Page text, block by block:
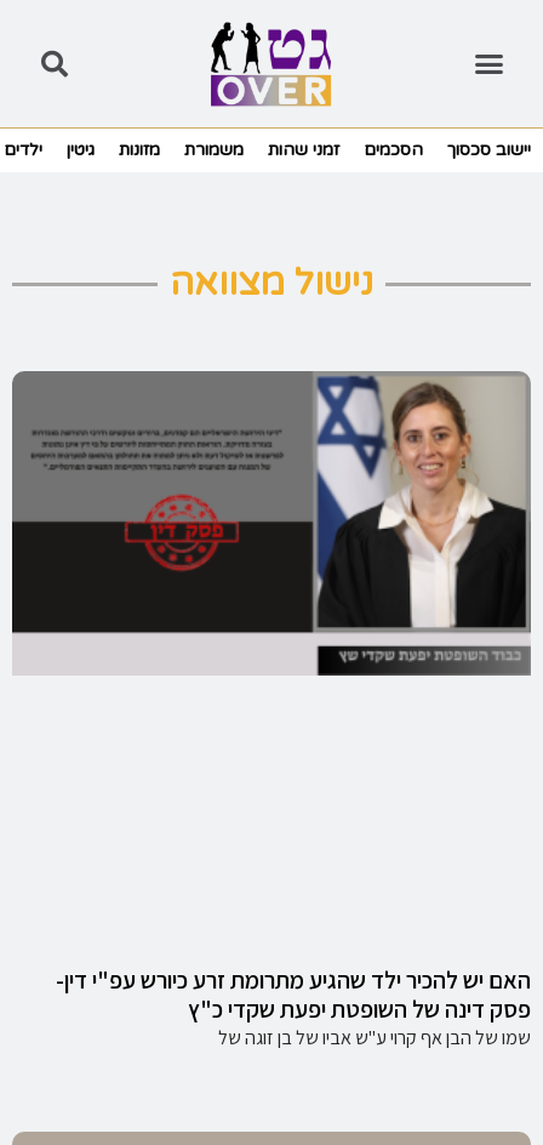
יישוב סכסוך הסכמים זמני שהות משמורת מזונות גיטין ילדים
נישול מצוואה
האם יש להכיר ילד שהגיע מתרומת זרע כיורש עפ"י דין-
פסק דינה של השופטת יפעת שקדי כ"ץ
שמו של הבן אף קרוי ע"ש אביו של בן זוגה של